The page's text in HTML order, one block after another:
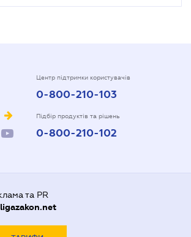
Центр підтримки користувачів
0-800-210-103
Підбір продуктів та рішень
0-800-210-102
та PR
ligazakon.net